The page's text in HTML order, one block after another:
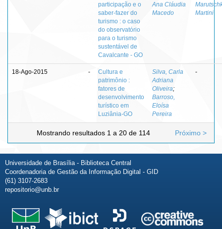
participação e o
saber-fazer do
turismo : o caso
do observatório
para o turismo
sustentável de
Cavalcante - GO
Ana Cláudia
Macedo
Martini
18-Ago-2015 -
Cultura e
patrimônio :
fatores de
desenvolvimento
turístico em
Luziânia-GO
Silva, Carla
Adriana
Oliveira;
Barroso,
Eloísa
Pereira
-
Mostrando resultados 1 a 20 de 114 Próximo >
Universidade de Brasília - Biblioteca Central
Coordenadoria de Gestão da Informação Digital - GID
(61) 3107-2683
repositorio@unb.br